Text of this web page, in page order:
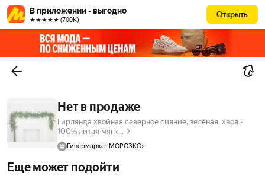
В приложении - выгодно
★★★★★ (700К)
Открыть
Нет в продаже
Гирлянда хвойная северное сияние, зелёная, хвоя -
100% литая мягк...
Гипермаркет МОРОЗКО
Еще может подойти